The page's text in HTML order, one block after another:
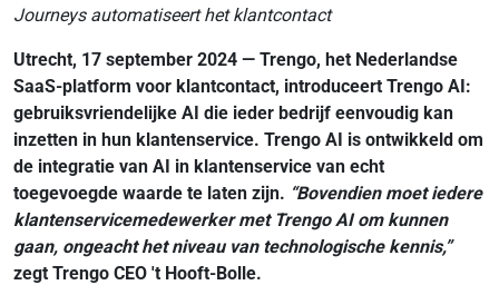
Journeys automatiseert het klantcontact
Utrecht, 17 september 2024 — Trengo, het Nederlandse
SaaS-platform voor klantcontact, introduceert Trengo AI:
gebruiksvriendelijke AI die ieder bedrijf eenvoudig kan
inzetten in hun klantenservice. Trengo AI is ontwikkeld om
de integratie van AI in klantenservice van echt
toegevoegde waarde te laten zijn. “Bovendien moet iedere
klantenservicemedewerker met Trengo AI om kunnen
gaan, ongeacht het niveau van technologische kennis,”
zegt Trengo CEO 't Hooft-Bolle.